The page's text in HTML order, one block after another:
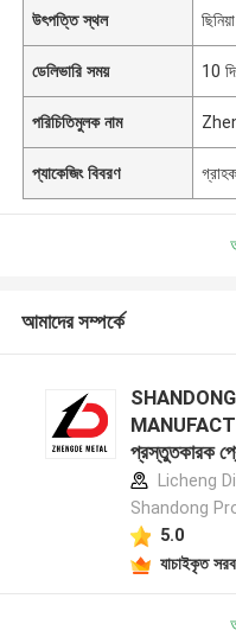
উৎপত্তি স্থল ছিনিয়া
ডেলিভারি সময় 10
পরিচিতিমুলক নাম
প্যাকেজিং বিবরণ
আমাদের সম্পর্কে
প্রস্তুতকারক
Licheng
Shandong
5.0
যাচাইকৃত